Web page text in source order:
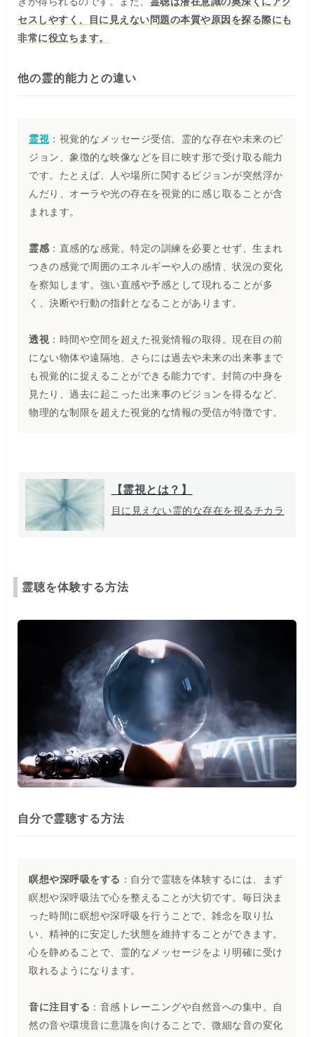
セスしやすく、目に見えない問題の本質や原因を探る際にも
非常に役立ちます。
他の霊的能力との違い
霊視 ：視覚的なメッセージ受信。霊的な存在や未来のビ
ジョン、象徴的な映像などを目に映す形で受け取る能力
です。たとえば、人や場所に関するビジョンが突然浮か
んだり、オーラや光の存在を視覚的に感じ取ることが含
まれます。
霊感 ：直感的な感覚。特定の訓練を必要とせず、生まれ
つきの感覚で周囲のエネルギーや人の感情、状況の変化
を察知します。強い直感や予感として現れることが多
く、決断や行動の指針となることがあります。
透視 ：時間や空間を超えた視覚情報の取得。現在目の前
にない物体や遠隔地、さらには過去や未来の出来事まで
も視覚的に捉えることができる能力です。封筒の中身を
見たり、過去に起こった出来事のビジョンを得るなど、
物理的な制限を超えた視覚的な情報の受信が特徴です。
【霊視とは？】
目に見えない霊的な存在を視るチカラ
霊聴を体験する方法
自分で霊聴する方法
瞑想や深呼吸をする ：自分で霊聴を体験するには、まず
瞑想や深呼吸法で心を整えることが大切です。毎日決ま
った時間に瞑想や深呼吸を行うことで、雑念を取り払
い、精神的に安定した状態を維持することができます。
心を静めることで、霊的なメッセージをより明確に受け
取れるようになります。
音に注目する ：音感トレーニングや自然音への集中。自
然の音や環境音に意識を向けることで、微細な音の変化